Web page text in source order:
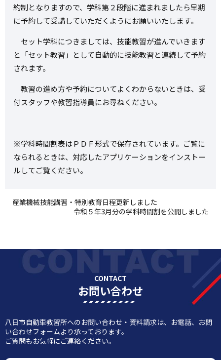
約制となりますので、学科第２段階に進まれましたら早期
に予約して受講していただくようにお願いいたします。
セット学科につきましては、技能教習が進んでいきます
と「セット教習」として自動的に技能教習と連続して予約
されます。
教習の進め方や予約についてよくわからないときは、受
付スタッフや教習指導員にお尋ねください。
※学科時間割表はＰＤＦ形式で保存されています。ご覧に
なられるときは、対応したアプリケーションをインストー
ルしてご覧ください。
産業機械技能講習・特別教育日程更新しました
令和５年3月分の学科時間割を公開しました
CONTACT
お問い合わせ
八日市自動車教習所へのお問い合わせ・資料請求は、お電話、お問
い合わせフォームより承っております。
ご質問もお気軽にご連絡ください。